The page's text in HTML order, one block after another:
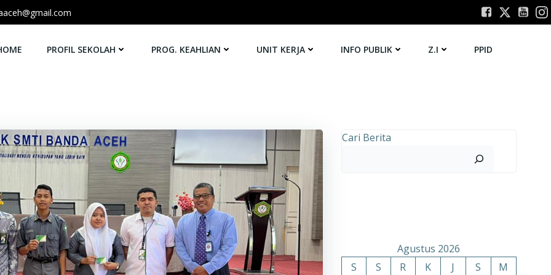
PROFIL SEKOLAH PROG. KEAHLIAN UNIT KERJA INFO PUBLIK Z.I PPID
Cari Berita
Agustus 2026
S
S R K J S
M